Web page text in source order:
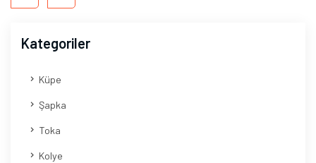
Kategoriler
Küpe
Şapka
Toka
Kolye